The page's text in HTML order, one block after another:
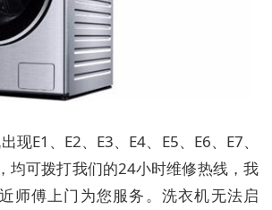
现E1、E2、E3、E4、E5、E6、E7、
均可拨打我们的24小时维修热线，我
师傅上门为您服务。洗衣机无法启